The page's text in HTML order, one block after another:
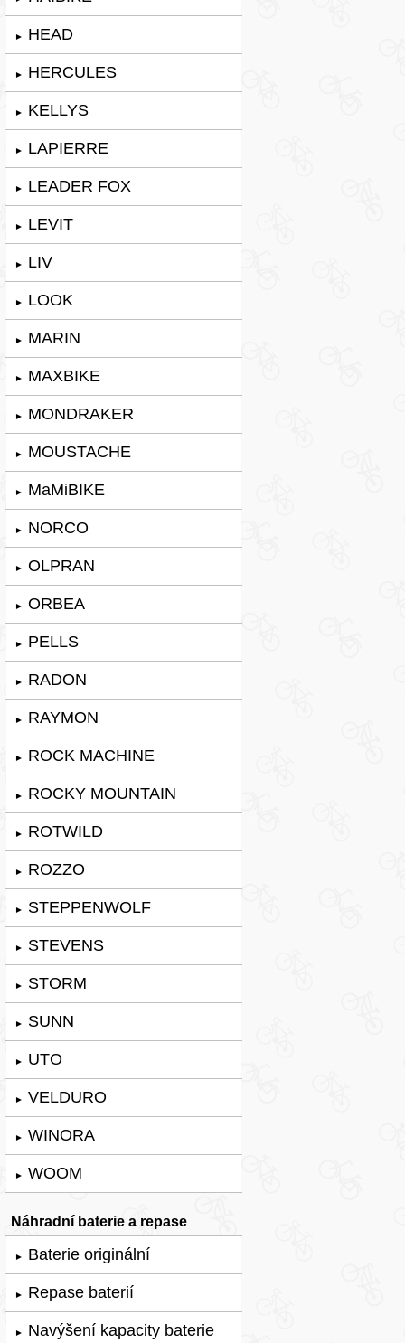
► HEAD
► HERCULES
► KELLYS
► LAPIERRE
► LEADER FOX
► LEVIT
► LIV
► LOOK
► MARIN
► MAXBIKE
► MONDRAKER
► MOUSTACHE
► MaMiBIKE
► NORCO
► OLPRAN
► ORBEA
► PELLS
► RADON
► RAYMON
► ROCK MACHINE
► ROCKY MOUNTAIN
► ROTWILD
► ROZZO
► STEPPENWOLF
► STEVENS
► STORM
► SUNN
► UTO
► VELDURO
► WINORA
► WOOM
Náhradní baterie a repase
► Baterie originální
► Repase baterií
► Navýšení kapacity baterie